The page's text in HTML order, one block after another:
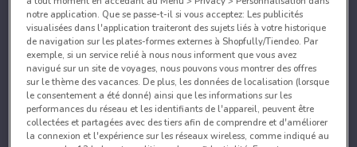
notre application. Que se passe-t-il si vous acceptez: Les publicités
visualisées dans l'application traiteront des sujets liés à votre historique
de navigation sur les plates-formes externes à Shopfully/Tiendeo. Par
exemple, si un service relié à nous nous informent que vous avez
navigué sur un site de voyages, nous pouvons vous montrer des offres
sur le thème des vacances. De plus, les données de localisation (lorsque
le consentement a été donné) ainsi que les informations sur les
performances du réseau et les identifiants de l'appareil, peuvent être
collectées et partagées avec des tiers afin de comprendre et d'améliorer
la connexion et l'expérience sur les réseaux wireless, comme indiqué au